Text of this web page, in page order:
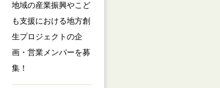
地域の産業振興やこど
も支援における地方創
生プロジェクトの企
画・営業メンバーを募
集！